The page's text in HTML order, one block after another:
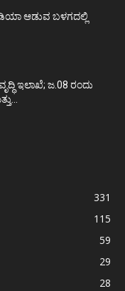
ಆಡುವ ಬಳಗದಲ್ಲಿ
ಇಲಾಖೆ; ಜ.08 ರಂದು
331
115
59
29
28